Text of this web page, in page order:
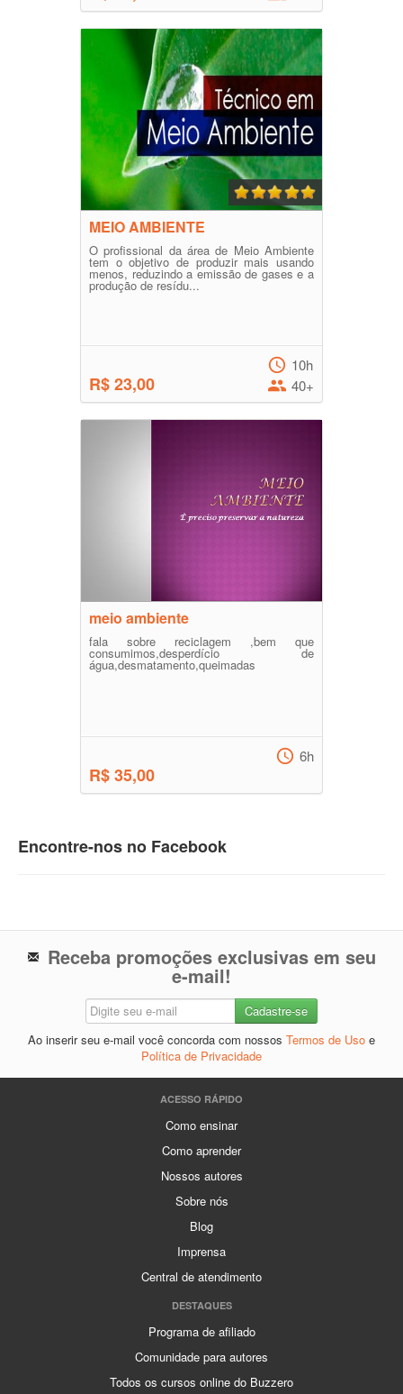
MEIO AMBIENTE
O profissional da área de Meio Ambiente
tem o objetivo de produzir mais usando
menos, reduzindo a emissão de gases e a
produção de resídu...
R$ 23,00
10h
40+
meio ambiente
fala sobre reciclagem ,bem que
consumimos,desperdício de
água,desmatamento,queimadas
R$ 35,00
6h
Encontre-nos no Facebook
Receba promoções exclusivas em seu
e-mail!
Ao inserir seu e-mail você concorda com nossos Termos de Uso e
Política de Privacidade
ACESSO RÁPIDO
Como ensinar
Como aprender
Nossos autores
Sobre nós
Blog
Imprensa
Central de atendimento
DESTAQUES
Programa de afiliado
Comunidade para autores
Todos os cursos online do Buzzero